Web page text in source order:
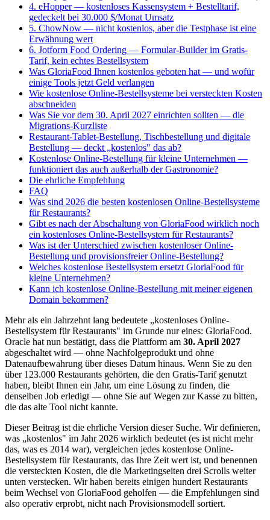
4. eHopper — kostenloses Kassensystem + Bestelltarif,
gedeckelt bei 30.000 $/Monat Umsatz
5. ChowNow — nicht kostenlos, aber die Testphase ist eine
Erwähnung wert
6. Jotform Food Ordering — Formular-Builder im Gratis-
Tarif, kein echtes Bestellsystem
Was GloriaFood Ihnen kostenlos geboten hat — und wofür
einige Tools jetzt Geld verlangen
Wie kostenlose Online-Bestellsysteme bei versteckten Kosten
abschneiden
Was Sie vor dem 30. April 2027 einrichten sollten — die
Migrations-Kurzliste
Restaurant-Tablet-Bestellung, Tischbestellung und digitale
Bestellung — deckt „kostenlos" das ab?
Kostenlose Online-Bestellung für kleine Unternehmen —
funktioniert das auch außerhalb der Gastronomie?
Die ehrliche Empfehlung
FAQ
Was sind 2026 die besten kostenlosen Online-Bestellsysteme
für Restaurants?
Gibt es nach der Abschaltung von GloriaFood wirklich noch
ein kostenloses Online-Bestellsystem für Restaurants?
Was ist der Unterschied zwischen kostenloser Online-
Bestellung und provisionsfreier Online-Bestellung?
Welches kostenlose Bestellsystem ersetzt GloriaFood für
kleine Unternehmen?
Kann ich kostenlose Online-Bestellung mit meiner eigenen
Domain bekommen?
Mehr als ein Jahrzehnt lang bedeutete „kostenloses Online-
Bestellsystem für Restaurants" im Grunde nur eines: GloriaFood.
Oracle hat nun bestätigt, dass die Plattform am 30. April 2027
abgeschaltet wird — ohne Nachfolgeprodukt und ohne
Datenaufbewahrung über dieses Datum hinaus. Wenn Sie zu den
über 123.000 Restaurants gehörten, die den Gratis-Tarif genutzt
haben, bleibt Ihnen ein Jahr, um eine Lösung zu finden, die
denselben Job erledigt — ohne Sie auf Wegen zur Kasse zu bitten,
die das alte Tool nicht kannte.
Dieser Beitrag ist die ehrliche Version dieser Suche. Wir definieren,
was „kostenlos" im Jahr 2026 wirklich bedeutet (es ist nicht mehr
das, was es 2014 war), vergleichen jedes kostenlose Online-
Bestellsystem für Restaurants, das Ihre Zeit wert ist, und benennen
die versteckten Kosten, die die Marketingseiten drei Scrolls weiter
unten verstecken. Wir haben bereits einigen hundert Restaurants
beim Wechsel von GloriaFood geholfen — die Empfehlungen sind
also operativ erprobt, nicht nach Provisionsmodell sortiert.